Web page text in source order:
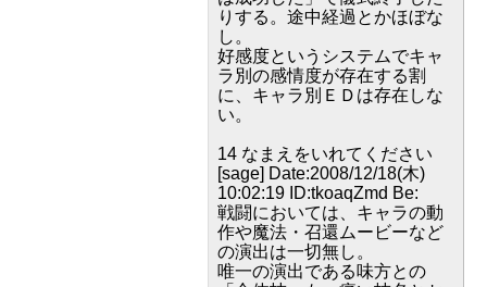
りする。途中経過とかほぼな
し。
好感度というシステムでキャ
ラ別の感情度が存在する割
に、キャラ別ＥＤは存在しな
い。
14 なまえをいれてください
[sage] Date:2008/12/18(木)
10:02:19 ID:tkoaqZmd Be:
戦闘においては、キャラの動
作や魔法・召還ムービーなど
の演出は一切無し。
唯一の演出である味方との